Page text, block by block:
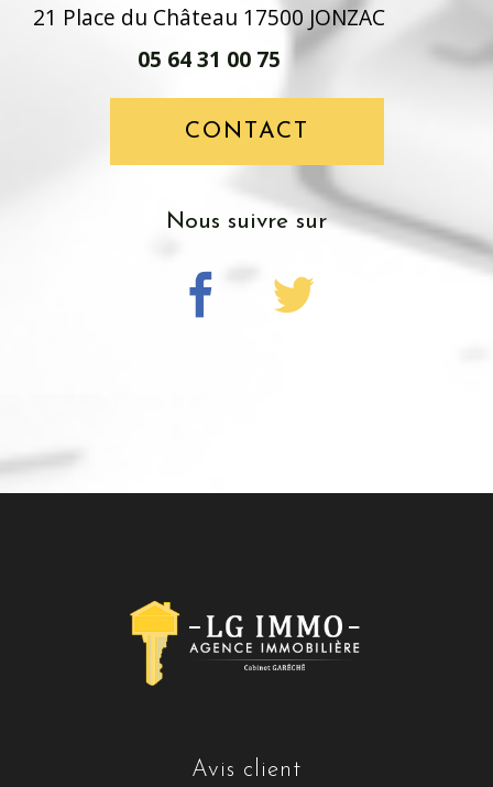
21 Place du Château 17500 JONZAC
05 64 31 00 75
CONTACT
nous suivre sur
avis client